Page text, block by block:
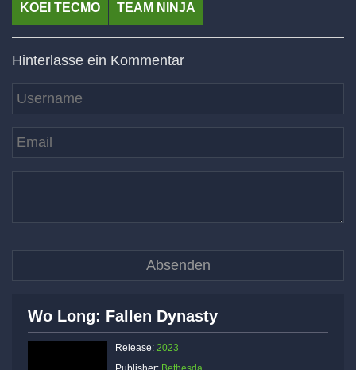
KOEI TECMO TEAM NINJA
Hinterlasse ein Kommentar
Wo Long: Fallen Dynasty
Release: 2023